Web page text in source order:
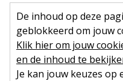
De inhoud op deze
geblokkeerd om jouw
Klik hier om jouw
en de inhoud te
Je kan jouw keuzes